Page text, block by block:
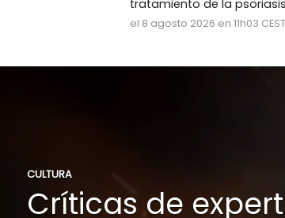
tratamiento de la
el 8 agosto 2026 en 11h03 CEST
CULTURA
Críticas de